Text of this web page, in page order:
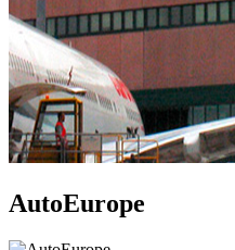
AutoEurope